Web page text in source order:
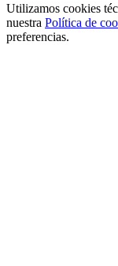
Utilizamos cookies
nuestra Política de
preferencias.